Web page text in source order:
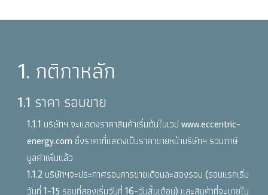
1. กติกาหลัก
1.1 ราคา รอบขาย
1.1.1 บริษัทฯ จะแสดงราคาสินค้าเริ่มต้นในเวป www.eccentric-
energy.com ซึ่งราคาที่แสดงเป็นราคาขายหน้าบริษัทฯ รวมภาษี
มูลค่าเพิ่มแล้ว
1.1.2 บริษัทฯจะประกาศรอบการขายเดือนละสองรอบ (รอบแรกเริ่ม
วันที่ 1-15 รอบที่สองเริ่มวันที่ 16-วันสิ้นเดือน) และสินค้าที่จะขายใน